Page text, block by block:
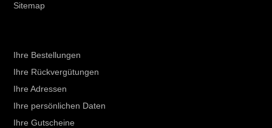
Sitemap
Ihre Bestellungen
Ihre Rückvergütungen
Ihre Adressen
Ihre persönlichen Daten
Ihre Gutscheine